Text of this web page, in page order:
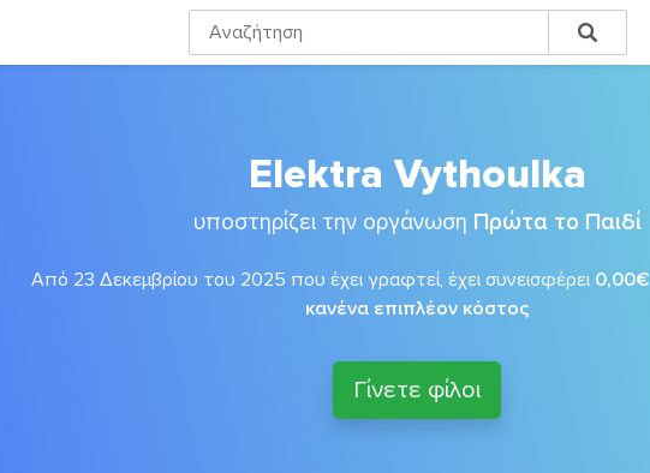
Elektra Vythoulka
υποστηρίζει την οργάνωση Πρώτα το Παιδί
Από 23 Δεκεμβρίου του 2025 που έχει γραφτεί, έχει συνεισφέρει 0,00€
κανένα επιπλέον κόστος
Γίνετε φίλοι